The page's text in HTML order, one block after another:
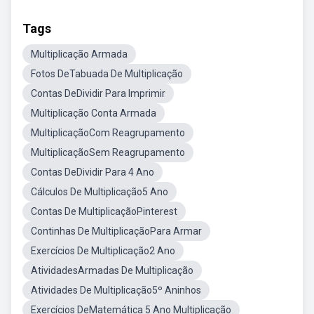
Tags
Multiplicação Armada
Fotos DeTabuada De Multiplicação
Contas DeDividir Para Imprimir
Multiplicação Conta Armada
MultiplicaçãoCom Reagrupamento
MultiplicaçãoSem Reagrupamento
Contas DeDividir Para 4 Ano
Cálculos De Multiplicação5 Ano
Contas De MultiplicaçãoPinterest
Continhas De MultiplicaçãoPara Armar
Exercícios De Multiplicação2 Ano
AtividadesArmadas De Multiplicação
Atividades De Multiplicação5º Aninhos
Exercícios DeMatemática 5 Ano Multiplicação